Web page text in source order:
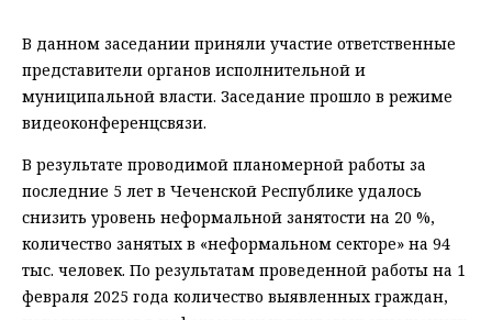
В данном заседании приняли участие ответственные
представители органов исполнительной и
муниципальной власти. Заседание прошло в режиме
видеоконференцсвязи.
В результате проводимой планомерной работы за
последние 5 лет в Чеченской Республике удалось
снизить уровень неформальной занятости на 20 %,
количество занятых в «неформальном секторе» на 94
тыс. человек. По результатам проведенной работы на 1
февраля 2025 года количество выявленных граждан,